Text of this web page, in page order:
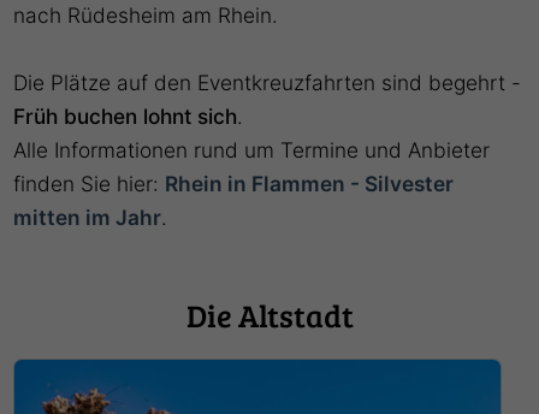
nach Rüdesheim am Rhein.
Die Plätze auf den Eventkreuzfahrten sind begehrt -
Früh buchen lohnt sich.
Alle Informationen rund um Termine und Anbieter
finden Sie hier: Rhein in Flammen - Silvester
mitten im Jahr.
Die Altstadt